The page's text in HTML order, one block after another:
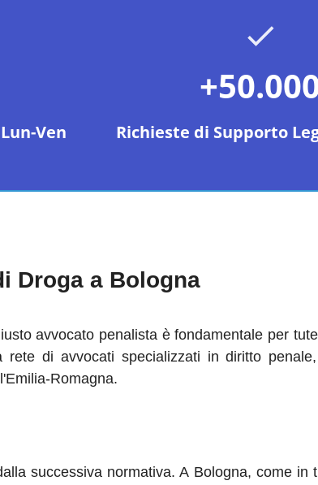
Ven Richieste di Supporto
Droga a Bologna
avvocato penalista è fondamentale per
di avvocati specializzati in diritto
Romagna.
successiva normativa. A Bologna, come in